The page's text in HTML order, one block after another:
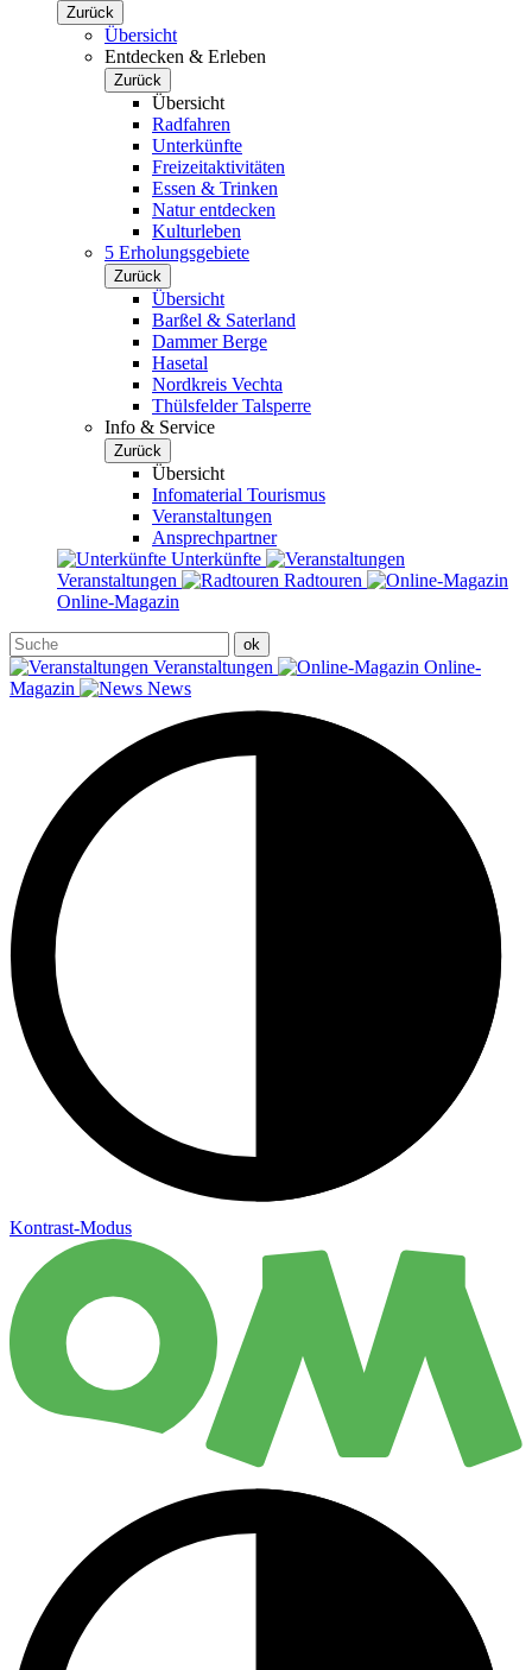
Zurück
Übersicht
Entdecken & Erleben
Zurück
Übersicht
Radfahren
Unterkünfte
Freizeitaktivitäten
Essen & Trinken
Natur entdecken
Kulturleben
5 Erholungsgebiete
Zurück
Übersicht
Barßel & Saterland
Dammer Berge
Hasetal
Nordkreis Vechta
Thülsfelder Talsperre
Info & Service
Zurück
Übersicht
Infomaterial Tourismus
Veranstaltungen
Ansprechpartner
Unterkünfte
Veranstaltungen
Radtouren
Online-Magazin
Veranstaltungen
Online-
Magazin
News
Kontrast-Modus